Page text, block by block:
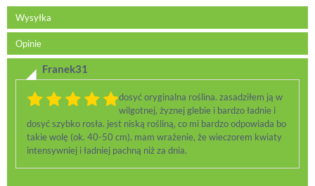
Wysyłka
Opinie
Franek31
dosyć oryginalna roślina. zasadziłem ją w
wilgotnej, żyznej glebie i bardzo ładnie i
dosyć szybko rosła. jest niską rośliną, co mi bardzo odpowiada bo
takie wolę (ok. 40-50 cm). mam wrażenie, że wieczorem kwiaty
intensywniej i ładniej pachną niż za dnia.